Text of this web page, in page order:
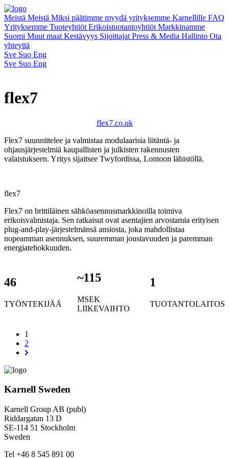
Meistä Meistä Miksi päätimme myydä yrityksemme Karnellille FAQ
Yrityksemme Tuoteyhtiöt Erikoistuotantoyhtiöt Markkinamme
Suomi Muut maat Kestävyys Sijoittajat Press & Media Hallinto Ota
yhteyttä
Sve Suo Eng
Sve Suo Eng
flex7
flex7.co.uk
Flex7 suunnittelee ja valmistaa modulaarisia liitäntä- ja
ohjausjärjestelmiä kaupallisten ja julkisten rakennusten
valaistukseen. Yritys sijaitsee Twyfordissa, Lontoon lähistöllä.
flex7
Flex7 on brittiläinen sähköasennusmarkkinoilla toimiva
erikoisvalmistaja. Sen ratkaisut ovat asentajien arvostamia erityisen
plug-and-play-järjestelmänsä ansiosta, joka mahdollistaa
nopeamman asennuksen, suuremman joustavuuden ja paremman
energiatehokkuuden.
46
TYÖNTEKIJÄÄ
~115
MSEK
LIIKEVAIHTO
1
TUOTANTOLAITOS
1
2
Karnell Sweden
Karnell Group AB (publ)
Riddargatan 13 D
SE-114 51 Stockholm
Sweden
Tel +46 8 545 891 00